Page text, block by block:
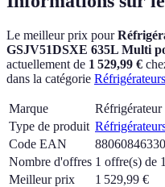
Le meilleur prix pour
GSJV51DSXE 635L Multi
actuellement de 1 529,99 €
dans la catégorie
Marque
Réfrigérateur
Type de produit
Code EAN
Nombre d'offres 1 offre(s) de
Meilleur prix
1 529,99 €